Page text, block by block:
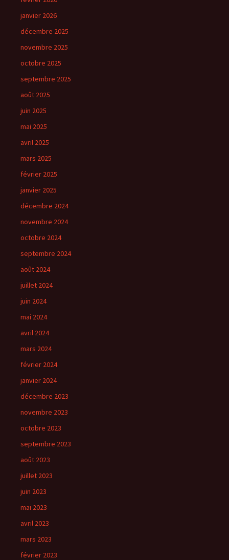
janvier 2026
décembre 2025
novembre 2025
octobre 2025
septembre 2025
août 2025
juin 2025
mai 2025
avril 2025
mars 2025
février 2025
janvier 2025
décembre 2024
novembre 2024
octobre 2024
septembre 2024
août 2024
juillet 2024
juin 2024
mai 2024
avril 2024
mars 2024
février 2024
janvier 2024
décembre 2023
novembre 2023
octobre 2023
septembre 2023
août 2023
juillet 2023
juin 2023
mai 2023
avril 2023
mars 2023
février 2023